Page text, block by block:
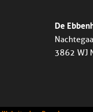
De
3862 WJ